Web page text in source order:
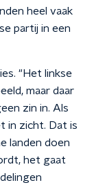
heel vaak
partij in een
"Het linkse
maar daar
zin in. Als
in zicht. Dat is
landen doen
het gaat